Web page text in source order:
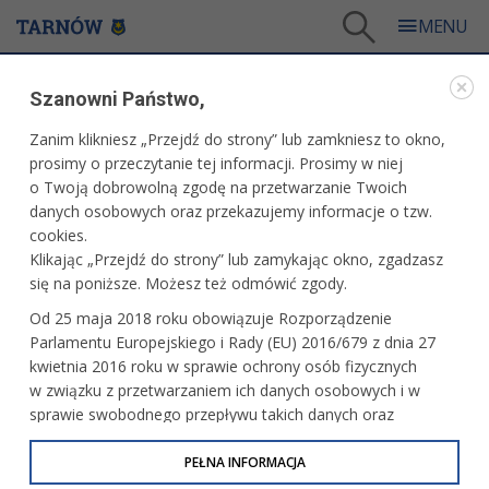
12-14.12.2025 r. - Tarnów Model United Nation
WARTO PRZECZYTAĆ
12-14.12.2025 R. - TARNÓW MODEL UNITED
NATION
24.04.2025, 15:07 Redakcja tarnow.pl
Organizator i miejsce: II Liceum Ogólnokształcące
w Tarnowie
Szanowni Państwo,
Zanim klikniesz „Przejdź do strony” lub zamkniesz to okno,
prosimy o przeczytanie tej informacji. Prosimy w niej
o Twoją dobrowolną zgodę na przetwarzanie Twoich
danych osobowych oraz przekazujemy informacje o tzw.
cookies.
Klikając „Przejdź do strony” lub zamykając okno, zgadzasz
się na poniższe. Możesz też odmówić zgody.
Od 25 maja 2018 roku obowiązuje Rozporządzenie
Parlamentu Europejskiego i Rady (EU) 2016/679 z dnia 27
kwietnia 2016 roku w sprawie ochrony osób fizycznych
w związku z przetwarzaniem ich danych osobowych i w
sprawie swobodnego przepływu takich danych oraz
uchylenia dyrektywy 95/46/WE (określane jako RODO, GDPR
lub Ogólne Rozporządzenie o Ochronie Danych
PEŁNA INFORMACJA